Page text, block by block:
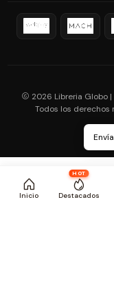
Inicio
HOT
Destacados
2026 Libreria Globo
Todos los derechos